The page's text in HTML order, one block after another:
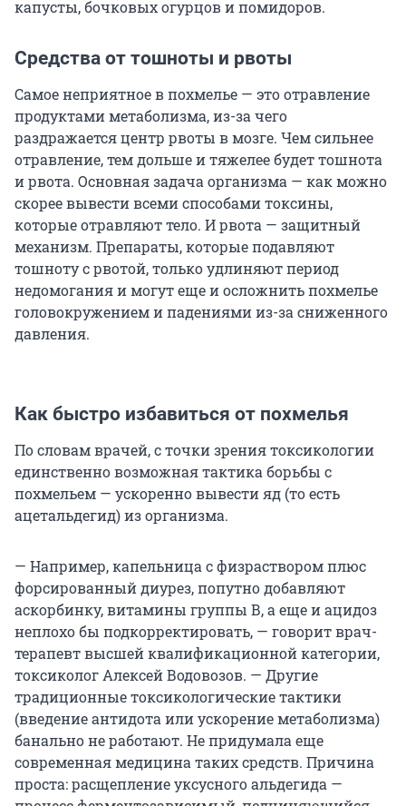
капусты, бочковых огурцов и помидоров.
Средства от тошноты и рвоты
Самое неприятное в похмелье — это отравление
продуктами метаболизма, из-за чего
раздражается центр рвоты в мозге. Чем сильнее
отравление, тем дольше и тяжелее будет тошнота
и рвота. Основная задача организма — как можно
скорее вывести всеми способами токсины,
которые отравляют тело. И рвота — защитный
механизм. Препараты, которые подавляют
тошноту с рвотой, только удлиняют период
недомогания и могут еще и осложнить похмелье
головокружением и падениями из-за сниженного
давления.
Как быстро избавиться от похмелья
По словам врачей, с точки зрения токсикологии
единственно возможная тактика борьбы с
похмельем — ускоренно вывести яд (то есть
ацетальдегид) из организма.
— Например, капельница с физраствором плюс
форсированный диурез, попутно добавляют
аскорбинку, витамины группы В, а еще и ацидоз
неплохо бы подкорректировать, — говорит врач-
терапевт высшей квалификационной категории,
токсиколог Алексей Водовозов. — Другие
традиционные токсикологические тактики
(введение антидота или ускорение метаболизма)
банально не работают. Не придумала еще
современная медицина таких средств. Причина
проста: расщепление уксусного альдегида —